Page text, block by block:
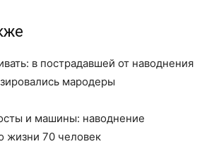
в пострадавшей от наводнения
мародеры
и машины: наводнение
жизни 70 человек